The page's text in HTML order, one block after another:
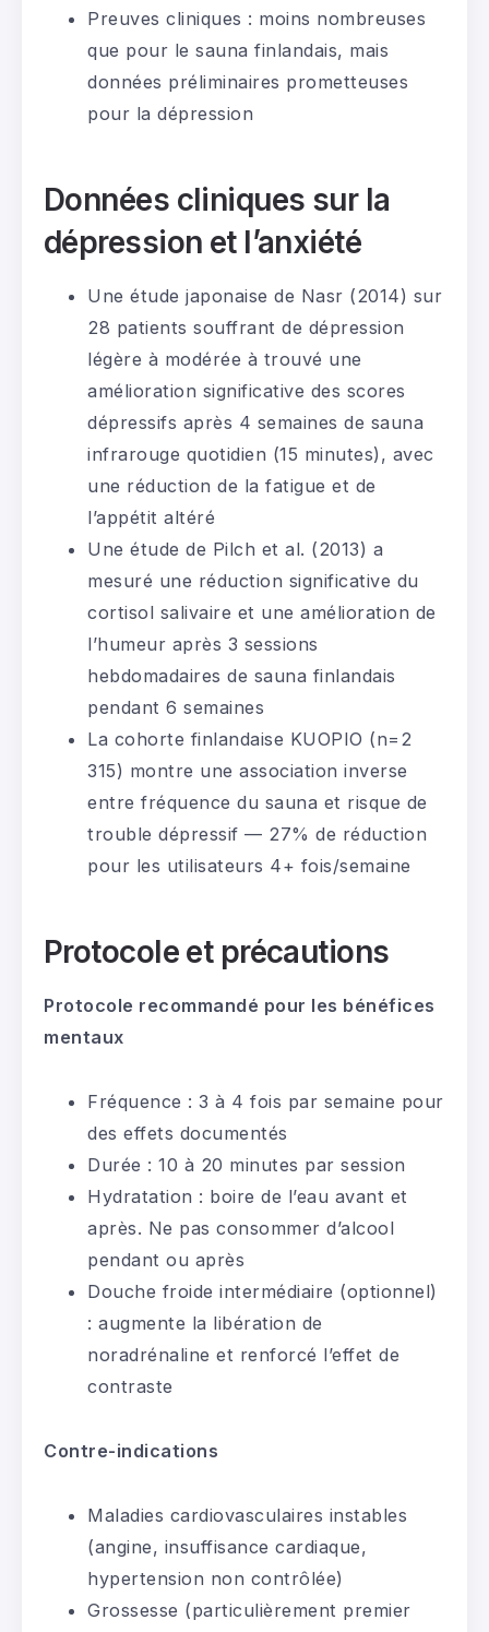
Preuves cliniques : moins nombreuses
que pour le sauna finlandais, mais
données préliminaires prometteuses
pour la dépression
Données cliniques sur la
dépression et l’anxiété
Une étude japonaise de Nasr (2014) sur
28 patients souffrant de dépression
légère à modérée à trouvé une
amélioration significative des scores
dépressifs après 4 semaines de sauna
infrarouge quotidien (15 minutes), avec
une réduction de la fatigue et de
l’appétit altéré
Une étude de Pilch et al. (2013) a
mesuré une réduction significative du
cortisol salivaire et une amélioration de
l’humeur après 3 sessions
hebdomadaires de sauna finlandais
pendant 6 semaines
La cohorte finlandaise KUOPIO (n=2
315) montre une association inverse
entre fréquence du sauna et risque de
trouble dépressif — 27% de réduction
pour les utilisateurs 4+ fois/semaine
Protocole et précautions
Protocole recommandé pour les bénéfices
mentaux
Fréquence : 3 à 4 fois par semaine pour
des effets documentés
Durée : 10 à 20 minutes par session
Hydratation : boire de l’eau avant et
après. Ne pas consommer d’alcool
pendant ou après
Douche froide intermédiaire (optionnel)
: augmente la libération de
noradrénaline et renforcé l’effet de
contraste
Contre-indications
Maladies cardiovasculaires instables
(angine, insuffisance cardiaque,
hypertension non contrôlée)
Grossesse (particulièrement premier